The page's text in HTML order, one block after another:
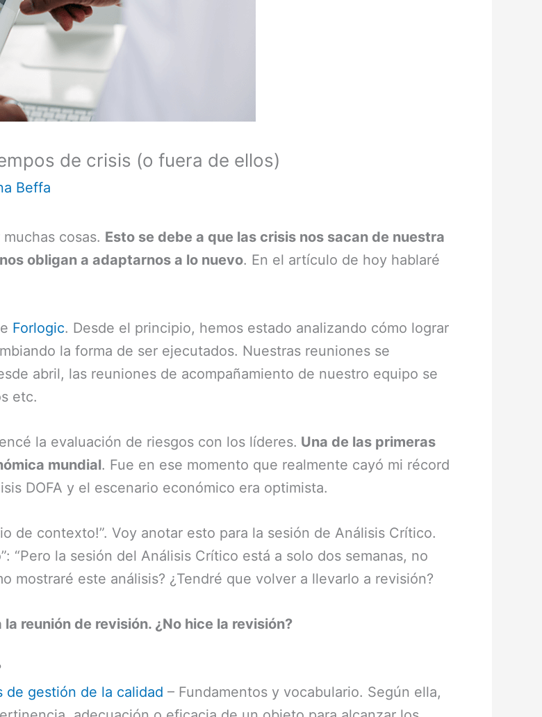
de crisis (o fuera de ellos)
Beffa
cosas. Esto se debe a que las crisis nos sacan de nuestra
obligan a adaptarnos a lo nuevo. En el artículo de hoy hablaré
Forlogic. Desde el principio, hemos estado analizando cómo lograr
la forma de ser ejecutados. Nuestras reuniones se
abril, las reuniones de acompañamiento de nuestro equipo se
etc.
la evaluación de riesgos con los líderes. Una de las primeras
mundial. Fue en ese momento que realmente cayó mi récord
DOFA y el escenario económico era optimista.
de contexto!”. Voy anotar esto para la sesión de Análisis Crítico.
“Pero la sesión del Análisis Crítico está a solo dos semanas, no
mostraré este análisis? ¿Tendré que volver a llevarlo a revisión?
la reunión de revisión. ¿No hice la revisión?
de gestión de la calidad – Fundamentos y vocabulario. Según ella,